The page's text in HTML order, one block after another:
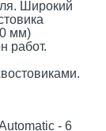
Широкий
мм)
работ.